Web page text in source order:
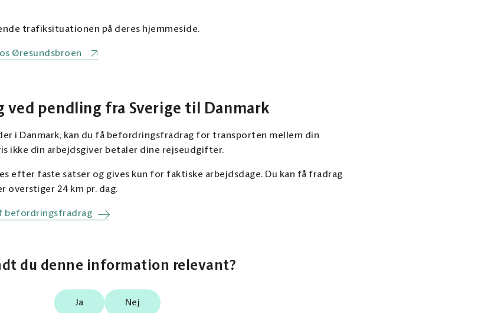
trafiksituationen på deres hjemmeside.
Øresundsbroen
ved pendling fra Sverige til Danmark
i Danmark, kan du få befordringsfradrag for transporten mellem din
ikke din arbejdsgiver betaler dine rejseudgifter.
efter faste satser og gives kun for faktiske arbejdsdage. Du kan få fradrag
overstiger 24 km pr. dag.
befordringsfradrag
du denne information relevant?
Ja Nej